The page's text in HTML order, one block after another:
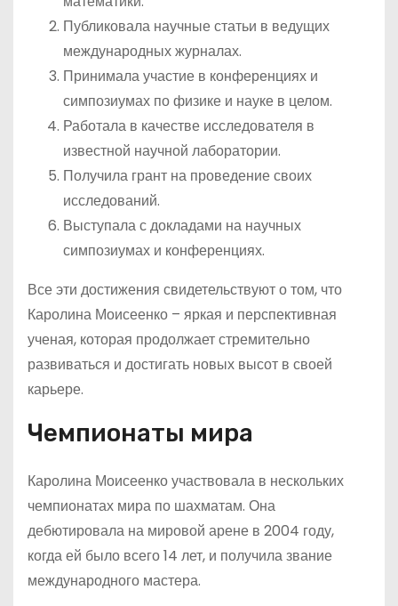
Публиковала научные статьи в ведущих
международных журналах.
Принимала участие в конференциях и
симпозиумах по физике и науке в целом.
Работала в качестве исследователя в
известной научной лаборатории.
Получила грант на проведение своих
исследований.
Выступала с докладами на научных
симпозиумах и конференциях.
Все эти достижения свидетельствуют о том, что
Каролина Моисеенко – яркая и перспективная
ученая, которая продолжает стремительно
развиваться и достигать новых высот в своей
карьере.
Чемпионаты мира
Каролина Моисеенко участвовала в нескольких
чемпионатах мира по шахматам. Она
дебютировала на мировой арене в 2004 году,
когда ей было всего 14 лет, и получила звание
международного мастера.